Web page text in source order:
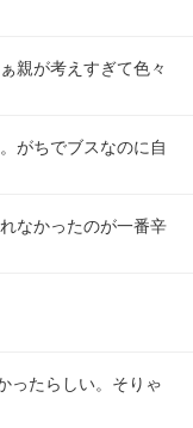
親が考えすぎて色々
がちでブスなのに自
なかったのが一番辛
ったらしい。そりゃ